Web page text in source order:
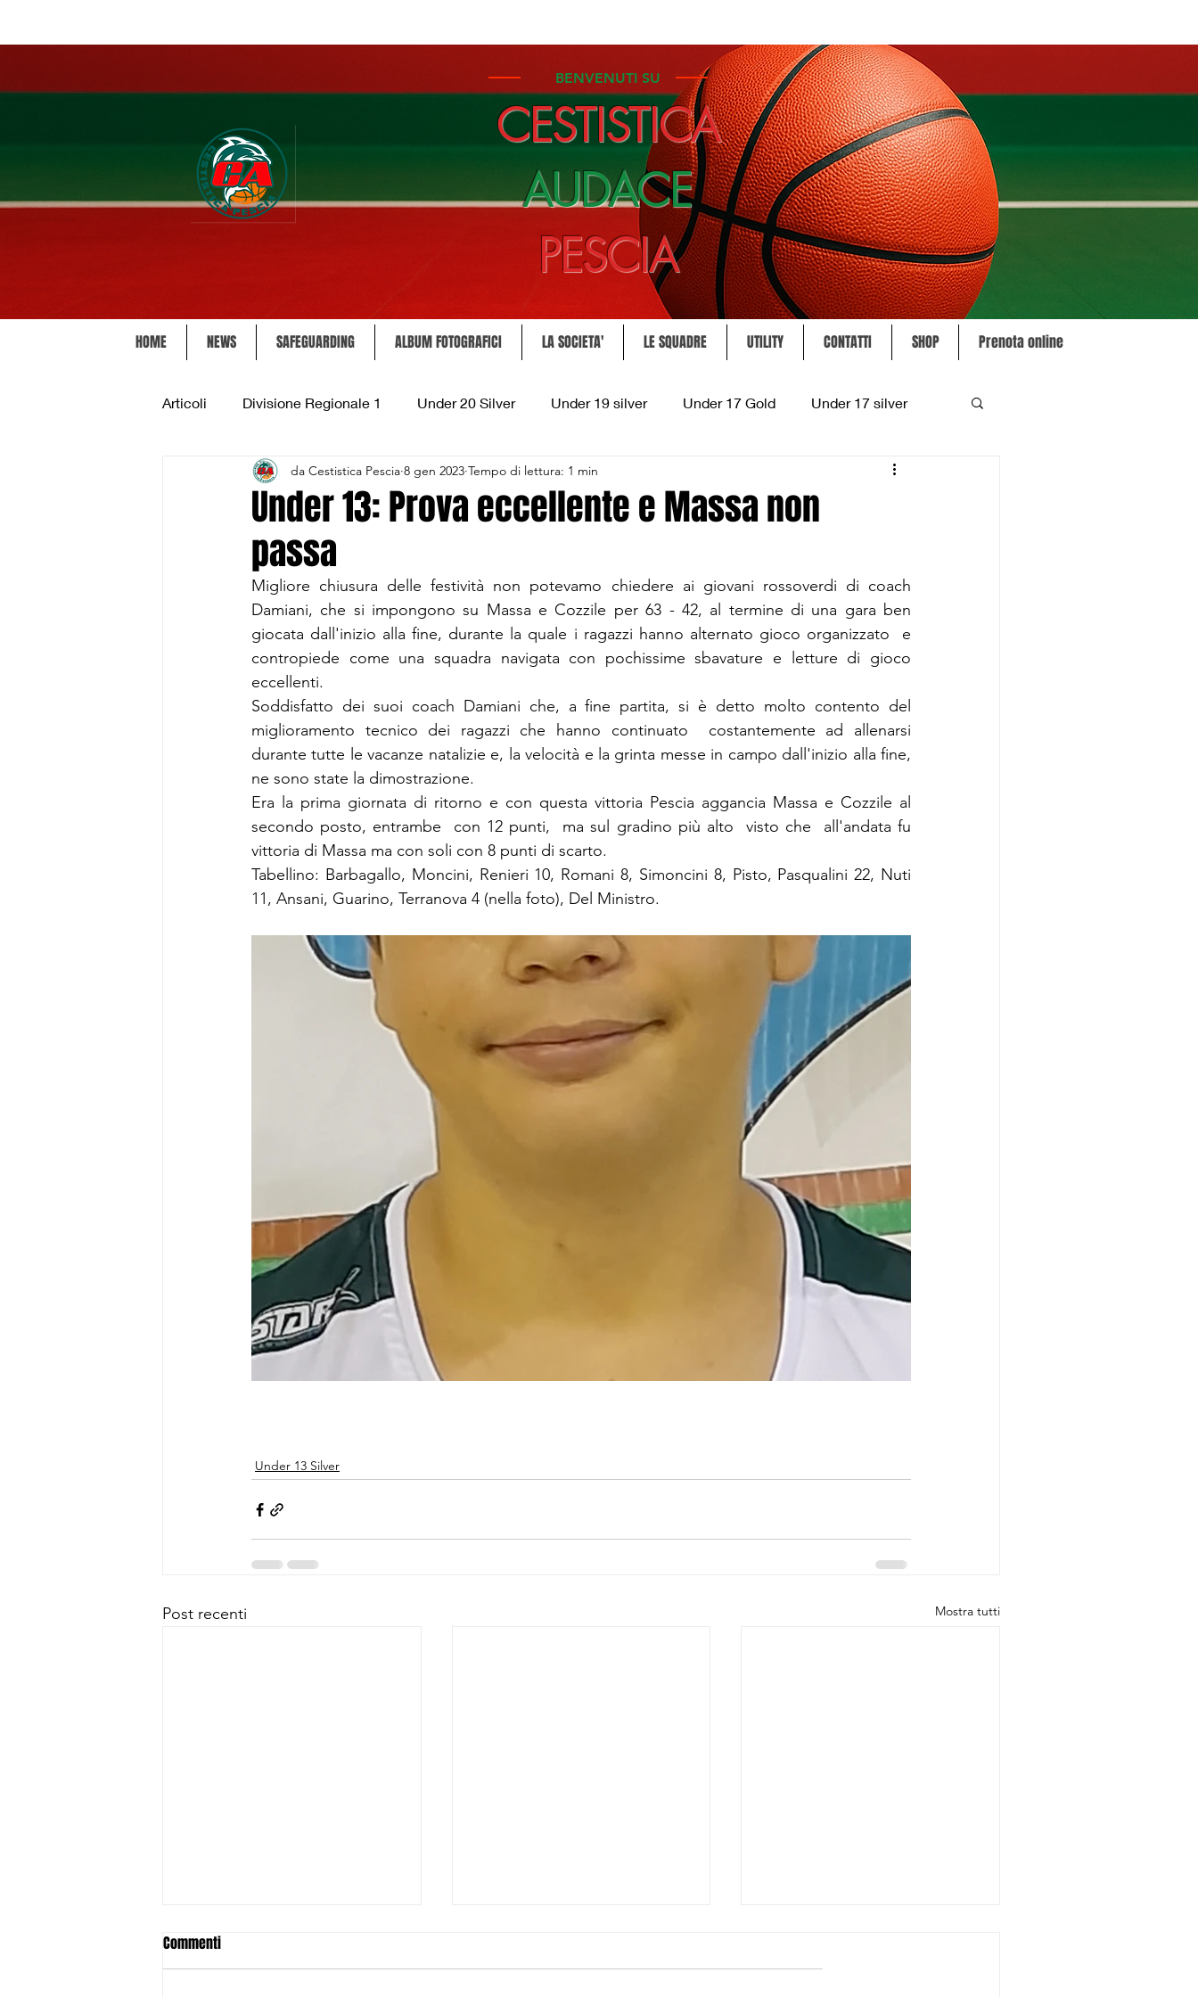
BENVENUTI SU
CESTISTICA
AUDACE
PESCIA
HOME NEWS SAFEGUARDING ALBUM FOTOGRAFICI LA SOCIETA' LE SQUADRE UTILITY CONTATTI SHOP Prenota online
Articoli Divisione Regionale 1 Under 20 Silver Under 19 silver Under 17 Gold Under 17 silver
Under 15 Silver Under 14 Silver Under 13 Silver
CSI Juniores CSI Under 13
Under 13: Prova eccellente e Massa non
passa
da Cestistica Pescia 8 gen 2023 Tempo di lettura: 1 min
Migliore chiusura delle festività non potevamo chiedere ai giovani rossoverdi di coach
Damiani, che si impongono su Massa e Cozzile per 63 - 42, al termine di una gara ben
giocata dall'inizio alla fine, durante la quale i ragazzi hanno alternato gioco organizzato  e
contropiede come una squadra navigata con pochissime sbavature e letture di gioco
eccellenti.
Soddisfatto dei suoi coach Damiani che, a fine partita, si è detto molto contento del
miglioramento tecnico dei ragazzi che hanno continuato  costantemente ad allenarsi
durante tutte le vacanze natalizie e, la velocità e la grinta messe in campo dall'inizio alla fine,
ne sono state la dimostrazione.
Era la prima giornata di ritorno e con questa vittoria Pescia aggancia Massa e Cozzile al
secondo posto, entrambe  con 12 punti,  ma sul gradino più alto  visto che  all'andata fu
vittoria di Massa ma con soli con 8 punti di scarto.
Tabellino: Barbagallo, Moncini, Renieri 10, Romani 8, Simoncini 8, Pisto, Pasqualini 22, Nuti
11, Ansani, Guarino, Terranova 4 (nella foto), Del Ministro.
Under 13 Silver
Post recenti Mostra tutti
Commenti